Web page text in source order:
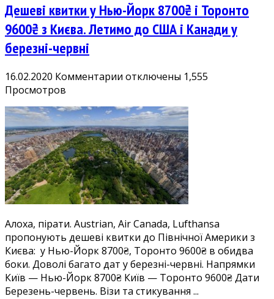
Дешеві квитки у Нью-Йорк 8700₴ і Торонто
9600₴ з Києва. Летимо до США і Канади у
березні-червні
16.02.2020 Комментарии к
квитки
у
Нью-
Йорк
8700₴
і
Торонто
з
Києва.
Летимо
до
США
і
отключены 1,555
Просмотров
Алоха, пірати. Austrian, Air Canada, Lufthansa
пропонують дешеві квитки до Північної Америки з
Києва: у Нью-Йорк 8700₴, Торонто 9600₴ в обидва
боки. Доволі багато дат у березні-червні. Напрямки
Київ — Нью-Йорк 8700₴ Київ — Торонто 9600₴ Дати
Березень-червень. Візи та стикування ...